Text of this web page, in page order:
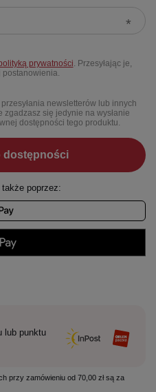
prywatności . Przesyłając je,
newsletterów lub innych
zgadzasz się jedynie na wysłanie
dostępności tego produktu.
dostępności
poprzez:
lub punktu
przy zamówieniu od 70,00 zł są za